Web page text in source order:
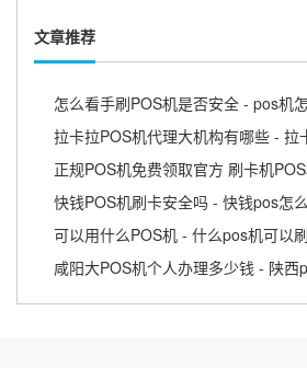
文章推荐
怎么看手刷POS机是否安全 - pos机
拉卡拉POS机代理大机构有哪些 - 拉
正规POS机免费领取官方 刷卡机
快钱POS机刷卡安全吗 - 快钱pos怎
可以用什么POS机 - 什么pos机可以
咸阳大POS机个人办理多少钱 - 陕西